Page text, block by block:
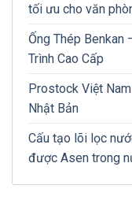
tối ưu cho văn
Ống Thép Benkan
Trình Cao Cấp
Prostock Việt
Nhật Bản
Cấu tạo lõi lọc
được Asen trong